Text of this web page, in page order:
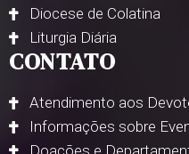
Diocese de Colatina
Liturgia Diária
CONTATO
Atendimento aos
Informações sobre